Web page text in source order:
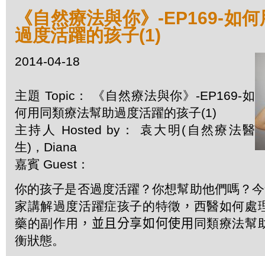
《自然療法與你》-EP169-如
過度活躍的孩子(1)
2014-04-18
主題 Topic： 《自然療法與你》-EP169-如
何用同類療法幫助過度活躍的孩子(1)
主持人 Hosted by： 袁大明(自然療法醫
生)，Diana
嘉賓 Guest：
你的孩子是否過度活躍？你想幫助他們嗎？
家講解過度活躍症孩子的特徵 ， 西醫如何處
藥的副作用 ，並且分享如何使用 同類療法幫
衡狀態。